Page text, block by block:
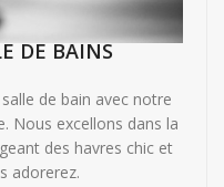
DE BAINS
de bain avec notre
Nous excellons dans la
des havres chic et
adorerez.